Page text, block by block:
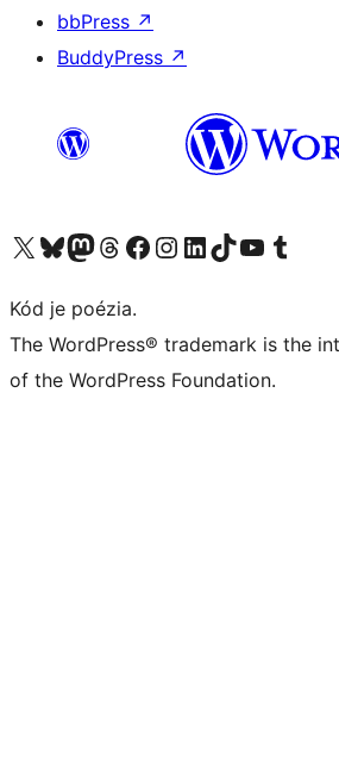
bbPress ↗
BuddyPress ↗
Navštívte náš účet na X (predtým Twitter)
Navštívte náš účet na platforme Bluesky
Navštívte náš účet na Mastodone
Navštívte náš účet na platforme Threads
Navštívte našu stránku na Facebooku
Navštívte náš účet Instagram
Navštívte náš účet LinkedIn
Navštívte náš účet na platforme TikTok
Navštívte náš kanál YouTube
Navštívte náš účet na platforme
Kód je poézia.
The WordPress® trademark is the
of the WordPress Foundation.